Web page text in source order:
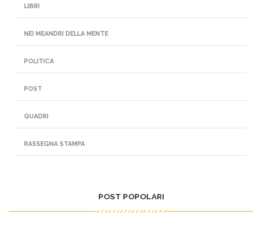
LIBRI
NEI MEANDRI DELLA MENTE
POLITICA
POST
QUADRI
RASSEGNA STAMPA
POST POPOLARI